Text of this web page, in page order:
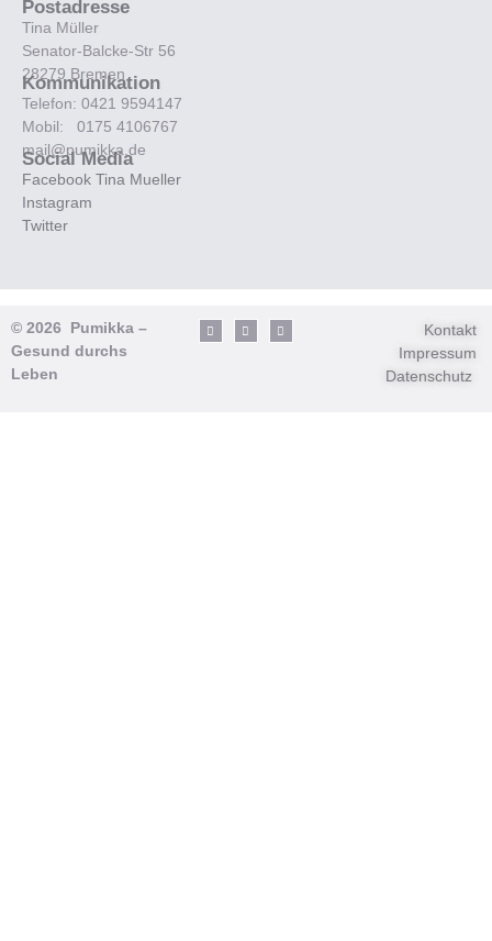
Postadresse
Tina Müller
Senator-Balcke-Str 56
28279 Bremen
Kommunikation
Telefon: 0421 9594147
Mobil: 0175 4106767
mail@pumikka.de
Social Media
Facebook Tina Mueller
Instagram
Twitter
© 2026 Pumikka –
Gesund durchs
Leben
Kontakt
Impressum
Datenschutz